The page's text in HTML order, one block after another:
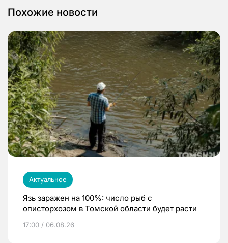
Похожие новости
Актуальное
Язь заражен на 100%: число рыб с
описторхозом в Томской области будет расти
17:00 / 06.08.26